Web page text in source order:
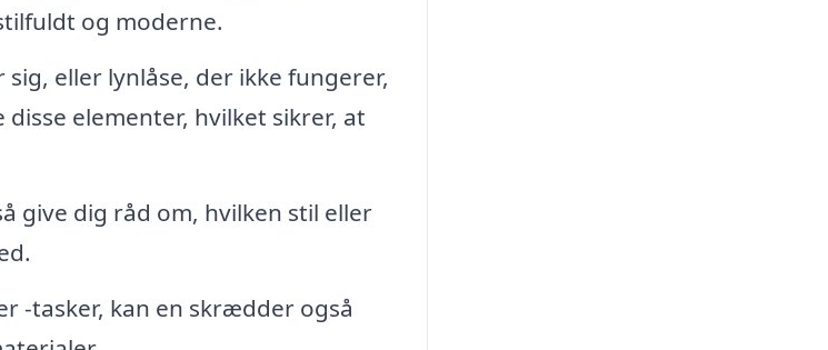
og moderne.
sig, eller lynlåse, der ikke fungerer,
elementer, hvilket sikrer, at
give dig råd om, hvilken stil eller
-tasker, kan en skrædder også